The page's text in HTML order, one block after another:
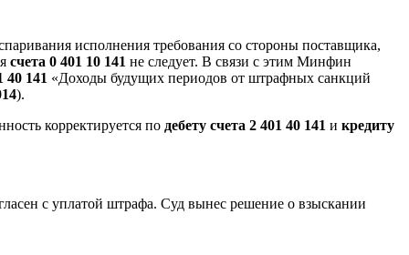
исполнения требования со стороны поставщика,
счета 0 401 10 141 не следует. В связи с этим Минфин
40 141 «Доходы будущих периодов от штрафных санкций
).
корректируется по дебету счета 2 401 40 141 и кредиту
с уплатой штрафа. Суд вынес решение о взыскании